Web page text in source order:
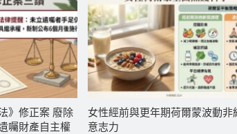
》修正案 廢除
囑財產自主權
女性經前與更年期荷爾蒙波動非
意志力